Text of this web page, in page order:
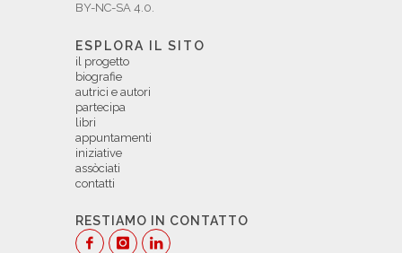
BY-NC-SA 4.0.
ESPLORA IL SITO
il progetto
biografie
autrici e autori
partecipa
libri
appuntamenti
iniziative
assòciati
contatti
RESTIAMO IN CONTATTO